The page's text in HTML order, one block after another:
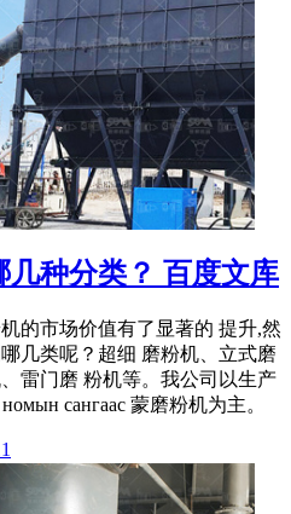
几种分类？ 百度文库
的市场价值有了显著的 提升,然
几类呢？超细 磨粉机、立式磨
雷门磨 粉机等。我公司以生产
сангаас 蒙磨粉机为主。